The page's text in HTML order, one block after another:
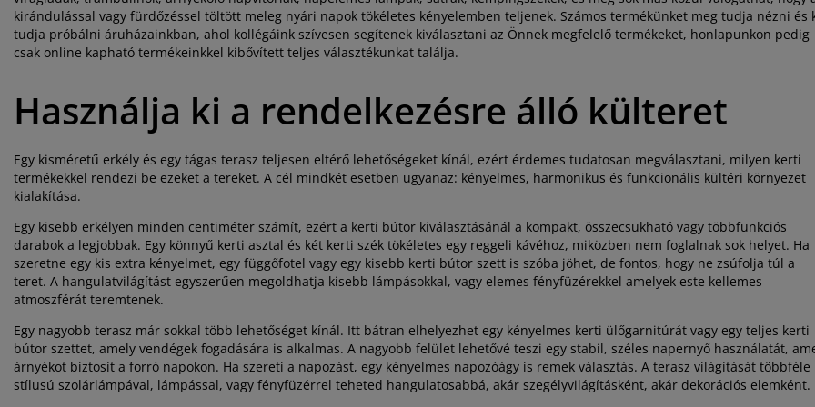
kirándulással vagy fürdőzéssel töltött meleg nyári napok tökéletes kényelemben teljenek. Számos termékünket meg tudja nézni és
tudja próbálni áruházainkban, ahol kollégáink szívesen segítenek kiválasztani az Önnek megfelelő termékeket, honlapunkon pedig
csak online kapható termékeinkkel kibővített teljes választékunkat találja.
Használja ki a rendelkezésre álló külteret
Egy kisméretű erkély és egy tágas terasz teljesen eltérő lehetőségeket kínál, ezért érdemes tudatosan megválasztani, milyen kerti
termékekkel rendezi be ezeket a tereket. A cél mindkét esetben ugyanaz: kényelmes, harmonikus és funkcionális kültéri környezet
kialakítása.
Egy kisebb erkélyen minden centiméter számít, ezért a kerti bútor kiválasztásánál a kompakt, összecsukható vagy többfunkciós
darabok a legjobbak. Egy könnyű kerti asztal és két kerti szék tökéletes egy reggeli kávéhoz, miközben nem foglalnak sok helyet. Ha
szeretne egy kis extra kényelmet, egy függőfotel vagy egy kisebb kerti bútor szett is szóba jöhet, de fontos, hogy ne zsúfolja túl a
teret. A hangulatvilágítást egyszerűen megoldhatja kisebb lámpásokkal, vagy elemes fényfüzérekkel amelyek este kellemes
atmoszférát teremtenek.
Egy nagyobb terasz már sokkal több lehetőséget kínál. Itt bátran elhelyezhet egy kényelmes kerti ülőgarnitúrát vagy egy teljes kerti
bútor szettet, amely vendégek fogadására is alkalmas. A nagyobb felület lehetővé teszi egy stabil, széles napernyő használatát,
árnyékot biztosít a forró napokon. Ha szereti a napozást, egy kényelmes napozóágy is remek választás. A terasz világítását többféle
stílusú szolárlámpával, lámpással, vagy fényfüzérrel teheted hangulatosabbá, akár szegélyvilágításként, akár dekorációs elemként.